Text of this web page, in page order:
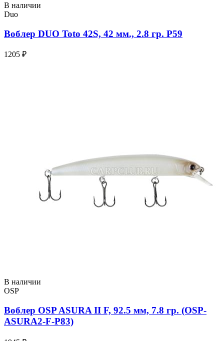
В наличии
Duo
Воблер DUO Toto 42S, 42 мм., 2.8 гр. P59
1205 ₽
В наличии
OSP
Воблер OSP ASURA II F, 92.5 мм, 7.8 гр. (OSP-
ASURA2-F-P83)